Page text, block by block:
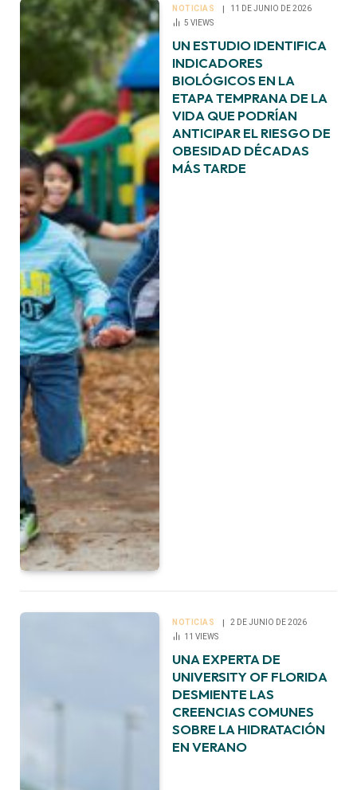
NOTICIAS
11 DE JUNIO DE 2026
5VIEWS
UN ESTUDIO IDENTIFICA
INDICADORES
BIOLÓGICOS EN LA
ETAPA TEMPRANA DE LA
VIDA QUE PODRÍAN
ANTICIPAR EL RIESGO DE
OBESIDAD DÉCADAS
MÁS TARDE
NOTICIAS
2 DE JUNIO DE 2026
11VIEWS
UNA EXPERTA DE
UNIVERSITY OF FLORIDA
DESMIENTE LAS
CREENCIAS COMUNES
SOBRE LA HIDRATACIÓN
EN VERANO